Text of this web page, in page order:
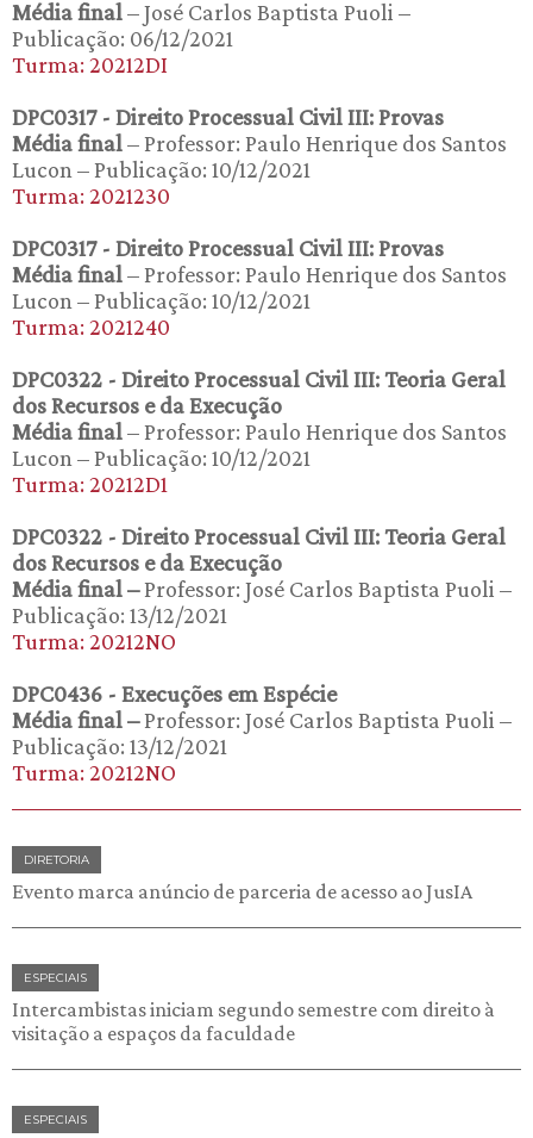
Média final– José Carlos Baptista Puoli –
Publicação: 06/12/2021
Turma: 20212DI
DPC0317 - Direito Processual Civil III: Provas
Média final– Professor: Paulo Henrique dos Santos
Lucon – Publicação: 10/12/2021
Turma: 2021230
DPC0317 - Direito Processual Civil III: Provas
Média final– Professor: Paulo Henrique dos Santos
Lucon – Publicação: 10/12/2021
Turma: 2021240
DPC0322 - Direito Processual Civil III: Teoria Geral
dos Recursos e da Execução
Média final– Professor: Paulo Henrique dos Santos
Lucon – Publicação: 10/12/2021
Turma: 20212D1
DPC0322 - Direito Processual Civil III: Teoria Geral
dos Recursos e da Execução
Média final –Professor: José Carlos Baptista Puoli –
Publicação: 13/12/2021
Turma: 20212NO
DPC0436 - Execuções em Espécie
Média final –Professor: José Carlos Baptista Puoli –
Publicação: 13/12/2021
Turma: 20212NO
DIRETORIA
Evento marca anúncio de parceria de acesso ao JusIA
ESPECIAIS
Intercambistas iniciam segundo semestre com direito à
visitação a espaços da faculdade
ESPECIAIS